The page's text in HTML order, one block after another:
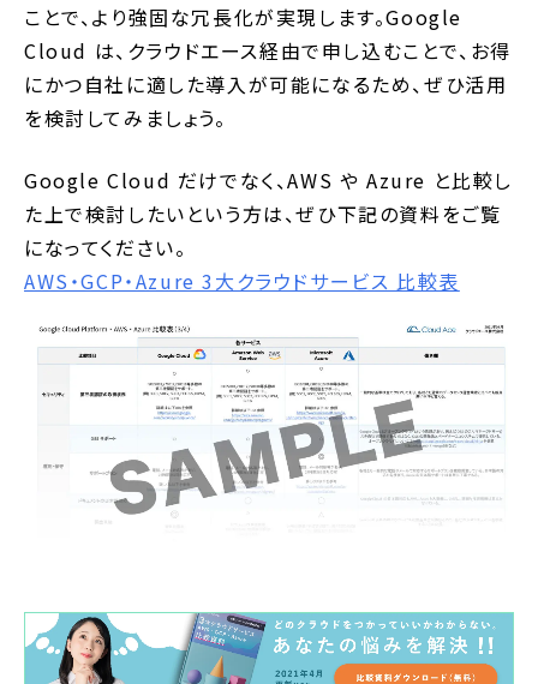
ことで、より強固な冗長化が実現します。Google
Cloud は、クラウドエース経由で申し込むことで、お得
にかつ自社に適した導入が可能になるため、ぜひ活用
を検討してみましょう。
Google Cloud だけでなく、AWS や Azure と比較し
た上で検討したいという方は、ぜひ下記の資料をご覧
になってください。
AWS・GCP・Azure 3大クラウドサービス 比較表